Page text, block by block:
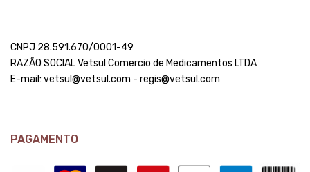
CNPJ 28.591.670/0001-49
RAZÃO SOCIAL Vetsul Comercio de Medicamentos LTDA
E-mail: vetsul@vetsul.com - regis@vetsul.com
PAGAMENTO